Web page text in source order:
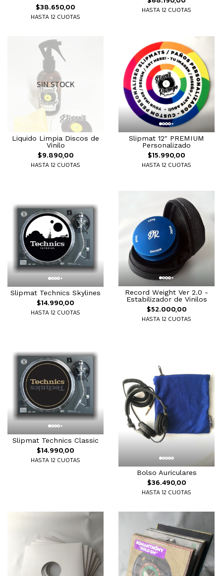
$38.650,00
HASTA 12 CUOTAS
HASTA 12 CUOTAS
SIN STOCK
Liquido Limpia Discos de
Vinilo
$9.890,00
HASTA 12 CUOTAS
Slipmat 12" PREMIUM
Personalizado
$15.990,00
HASTA 12 CUOTAS
Slipmat Technics Skylines
$14.990,00
HASTA 12 CUOTAS
Record Weight Ver 2.0 -
Estabilizador de Vinilos
$52.000,00
HASTA 12 CUOTAS
Slipmat Technics Classic
$14.990,00
HASTA 12 CUOTAS
Bolso Auriculares
$36.490,00
HASTA 12 CUOTAS